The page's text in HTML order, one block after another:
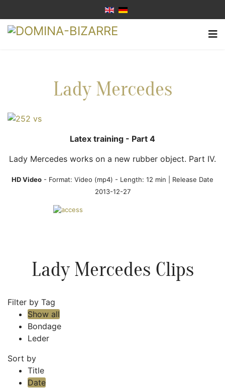
Lady Mercedes
Latex training - Part 4
Lady Mercedes works on a new rubber object. Part IV.
HD Video - Format: Video (mp4) - Length: 12 min | Release Date
2013-12-27
Lady Mercedes Clips
Filter by Tag
Show all
Bondage
Leder
Sort by
Title
Date